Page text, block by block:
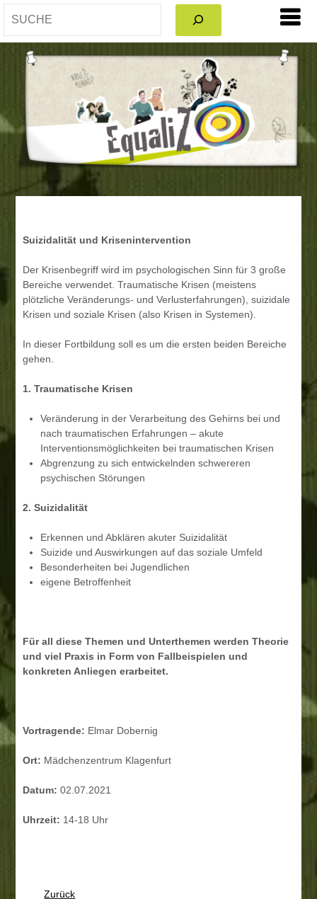
Suizidalität und Krisenintervention
Der Krisenbegriff wird im psychologischen Sinn für 3 große
Bereiche verwendet. Traumatische Krisen (meistens
plötzliche Veränderungs- und Verlusterfahrungen), suizidale
Krisen und soziale Krisen (also Krisen in Systemen).
In dieser Fortbildung soll es um die ersten beiden Bereiche
gehen.
1. Traumatische Krisen
Veränderung in der Verarbeitung des Gehirns bei und
nach traumatischen Erfahrungen – akute
Interventionsmöglichkeiten bei traumatischen Krisen
Abgrenzung zu sich entwickelnden schwereren
psychischen Störungen
2. Suizidalität
Erkennen und Abklären akuter Suizidalität
Suizide und Auswirkungen auf das soziale Umfeld
Besonderheiten bei Jugendlichen
eigene Betroffenheit
Für all diese Themen und Unterthemen werden Theorie
und viel Praxis in Form von Fallbeispielen und
konkreten Anliegen erarbeitet.
Vortragende: Elmar Dobernig
Ort: Mädchenzentrum Klagenfurt
Datum: 02.07.2021
Uhrzeit: 14-18 Uhr
Zurück